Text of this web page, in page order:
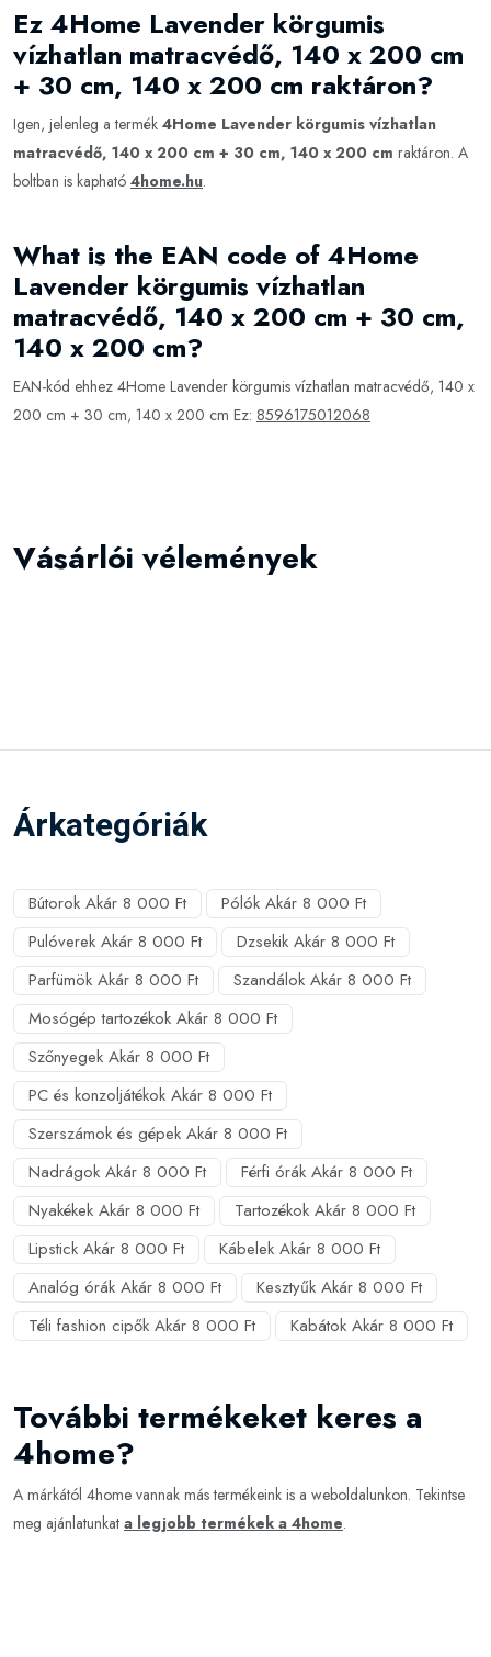
Ez 4Home Lavender körgumis
vízhatlan matracvédő, 140 x 200 cm
+ 30 cm, 140 x 200 cm raktáron?
Igen, jelenleg a termék 4Home Lavender körgumis vízhatlan
matracvédő, 140 x 200 cm + 30 cm, 140 x 200 cm raktáron. A
boltban is kapható 4home.hu.
What is the EAN code of 4Home
Lavender körgumis vízhatlan
matracvédő, 140 x 200 cm + 30 cm,
140 x 200 cm?
EAN-kód ehhez 4Home Lavender körgumis vízhatlan matracvédő, 140 x
200 cm + 30 cm, 140 x 200 cm Ez: 8596175012068
Vásárlói vélemények
Árkategóriák
Bútorok Akár 8 000 Ft
Pólók Akár 8 000 Ft
Pulóverek Akár 8 000 Ft
Dzsekik Akár 8 000 Ft
Parfümök Akár 8 000 Ft
Szandálok Akár 8 000 Ft
Mosógép tartozékok Akár 8 000 Ft
Szőnyegek Akár 8 000 Ft
PC és konzoljátékok Akár 8 000 Ft
Szerszámok és gépek Akár 8 000 Ft
Nadrágok Akár 8 000 Ft
Férfi órák Akár 8 000 Ft
Nyakékek Akár 8 000 Ft
Tartozékok Akár 8 000 Ft
Lipstick Akár 8 000 Ft
Kábelek Akár 8 000 Ft
Analóg órák Akár 8 000 Ft
Kesztyűk Akár 8 000 Ft
Téli fashion cipők Akár 8 000 Ft
Kabátok Akár 8 000 Ft
További termékeket keres a
4home?
A márkától 4home vannak más termékeink is a weboldalunkon. Tekintse
meg ajánlatunkat a legjobb termékek a 4home.